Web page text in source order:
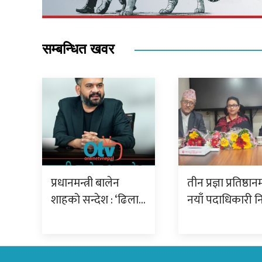
सम्बन्धित खवर
प्रधानमन्त्री बालेन
शाहको सन्देश : ‘ढिला…
तीन प्रज्ञा
नयाँ पदाधिकारी